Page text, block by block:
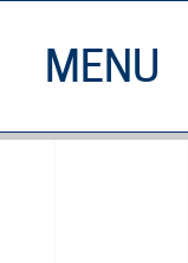
MENU
CHI SIAMO